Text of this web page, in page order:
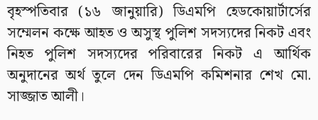
বৃহস্পতিবার (১৬ জানুয়ারি) ডিএমপি হেডকোয়ার্টার্সের
সম্মেলন কক্ষে আহত ও অসুস্থ পুলিশ সদস্যদের নিকট এবং
নিহত পুলিশ সদস্যদের পরিবারের নিকট এ আর্থিক
অনুদানের অর্থ তুলে দেন ডিএমপি কমিশনার শেখ মো.
সাজ্জাত আলী।